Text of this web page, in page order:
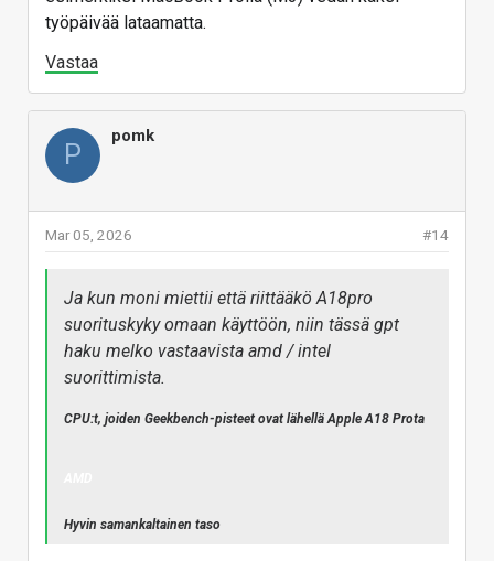
työpäivää lataamatta.
Vastaa
P
pomk
#14
Mar 05, 2026
Ja kun moni miettii että riittääkö A18pro
suorituskyky omaan käyttöön, niin tässä gpt
haku melko vastaavista amd / intel
suorittimista.
CPU:t, joiden Geekbench-pisteet ovat lähellä Apple A18 Prota
Hyvin samankaltainen taso